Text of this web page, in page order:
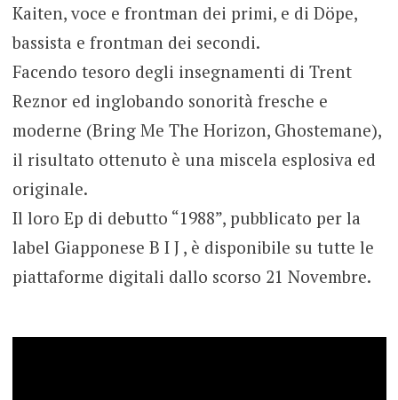
Kaiten, voce e frontman dei primi, e di Döpe,
bassista e frontman dei secondi.
Facendo tesoro degli insegnamenti di Trent
Reznor ed inglobando sonorità fresche e
moderne (Bring Me The Horizon, Ghostemane),
il risultato ottenuto è una miscela esplosiva ed
originale.
Il loro Ep di debutto “1988”, pubblicato per la
label Giapponese B I J , è disponibile su tutte le
piattaforme digitali dallo scorso 21 Novembre.